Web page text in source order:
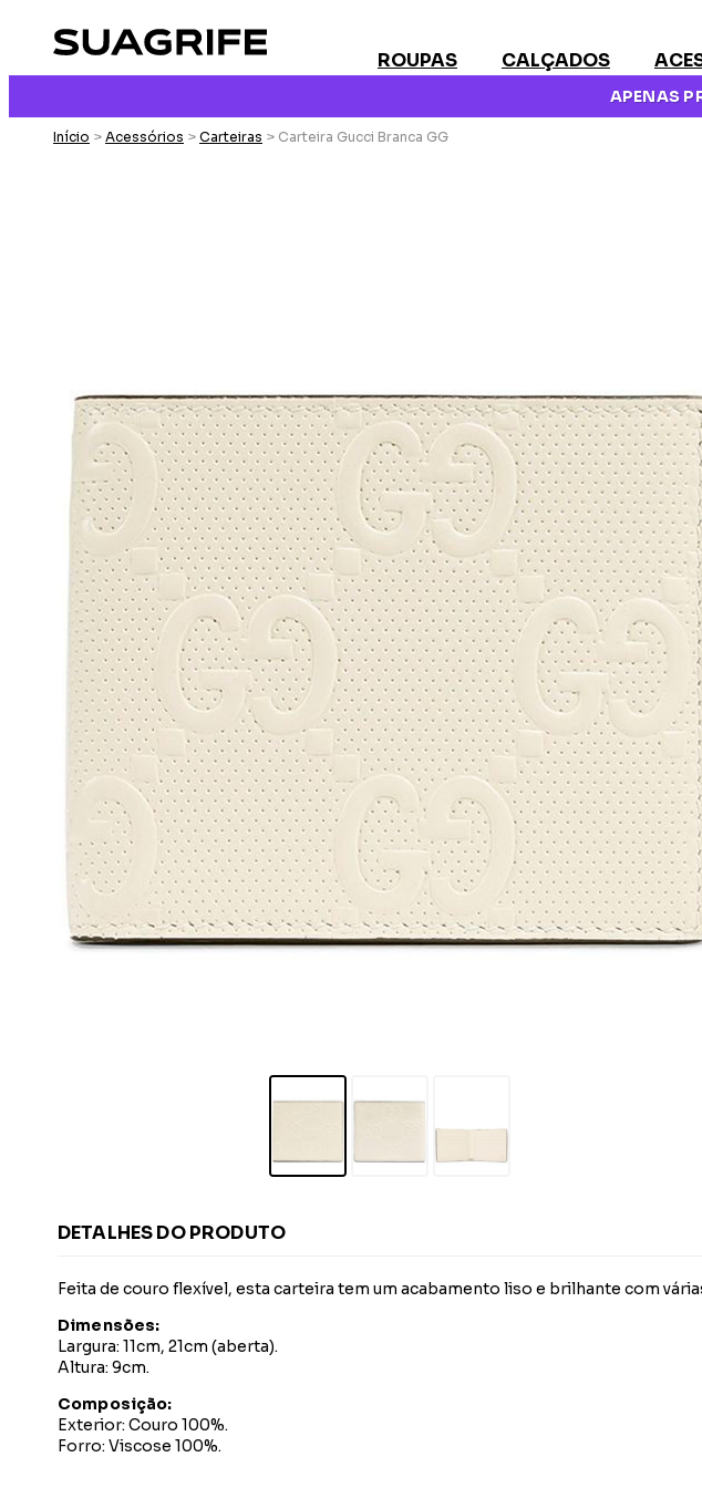
ROUPAS CALÇADOS
APENAS
Início > Acessórios > Carteiras > Carteira Gucci Branca GG
DETALHES DO PRODUTO
Feita de couro flexível, esta carteira tem um acabamento liso e brilhante com
Dimensões:
Largura: 11cm, 21cm (aberta).
Altura: 9cm.
Composição:
Exterior: Couro 100%.
Forro: Viscose 100%.